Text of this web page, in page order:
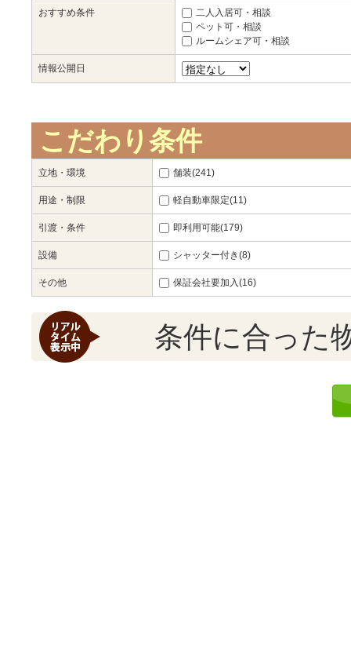
おすすめ条件
二人入居可・相談
ペット可・相談
ルームシェア可・相談
情報公開日
こだわり条件
立地・環境 舗装(241)
用途・制限 軽自動車限定(11)
引渡・条件 即利用可能(179)
設備 シャッター付き(8)
その他 保証会社要加入(16)
条件に合った